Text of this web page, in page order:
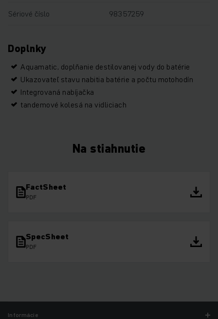
Sériové číslo 98357259
Doplnky
Aquamatic, doplňanie destilovanej vody do batérie
Ukazovateľ stavu nabitia batérie a počtu motohodín
Integrovaná nabíjačka
tandemové kolesá na vidliciach
Na stiahnutie
FactSheet
PDF
SpecSheet
PDF
Informácie